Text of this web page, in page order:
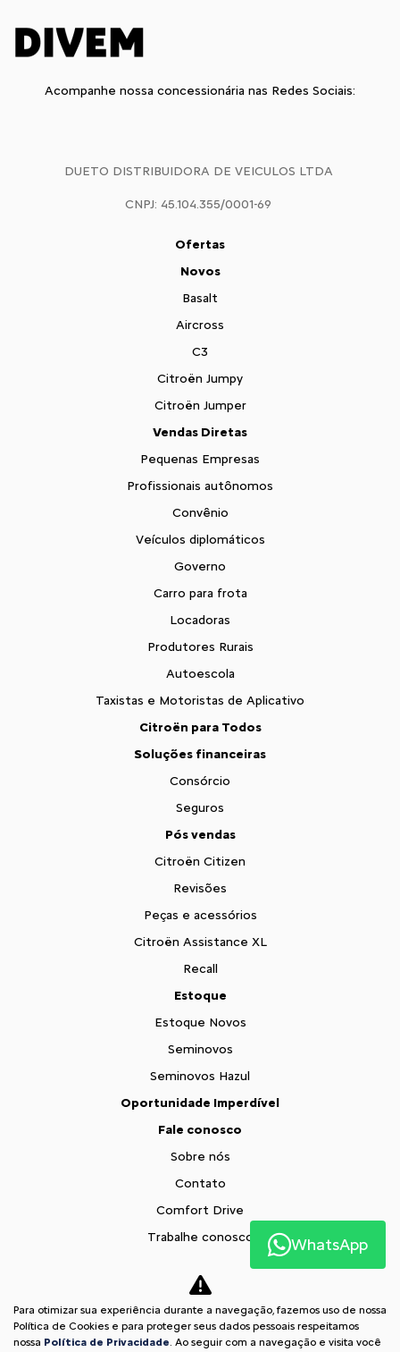
Acompanhe nossa concessionária nas Redes Sociais:
DUETO DISTRIBUIDORA DE VEICULOS LTDA
CNPJ: 45.104.355/0001-69
Ofertas
Novos
Basalt
Aircross
C3
Citroën Jumpy
Citroën Jumper
Vendas Diretas
Pequenas Empresas
Profissionais autônomos
Convênio
Veículos diplomáticos
Governo
Carro para frota
Locadoras
Produtores Rurais
Autoescola
Taxistas e Motoristas de Aplicativo
Citroën para Todos
Soluções financeiras
Consórcio
Seguros
Pós vendas
Citroën Citizen
Revisões
Peças e acessórios
Citroën Assistance XL
Recall
Estoque
Estoque Novos
Seminovos
Seminovos Hazul
Oportunidade Imperdível
Fale conosco
Sobre nós
Contato
Comfort Drive
Trabalhe conosco
Política de privacidade
XTR
Comparativo
WhatsApp
Para otimizar sua experiência durante a navegação, fazemos uso de nossa
Política de Cookies e para proteger seus dados pessoais respeitamos
nossa Política de Privacidade. Ao seguir com a navegação e visita você